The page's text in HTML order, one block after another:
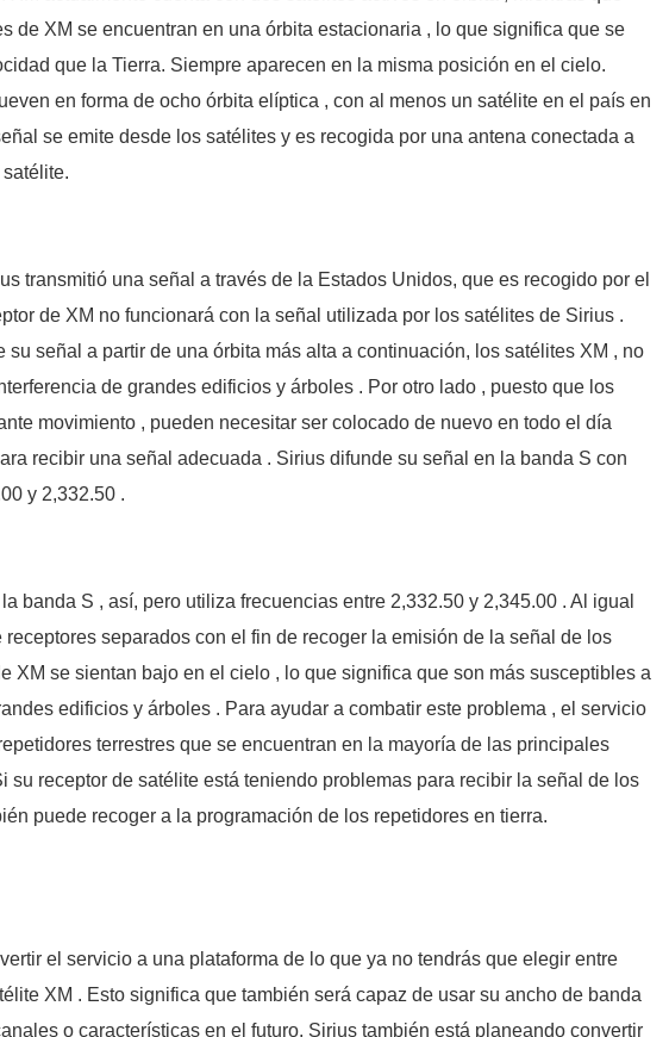
de XM se encuentran en una órbita estacionaria , lo que significa que se
que la Tierra. Siempre aparecen en la misma posición en el cielo.
en forma de ocho órbita elíptica , con al menos un satélite en el país en
se emite desde los satélites y es recogida por una antena conectada a
transmitió una señal a través de la Estados Unidos, que es recogido por el
de XM no funcionará con la señal utilizada por los satélites de Sirius .
su señal a partir de una órbita más alta a continuación, los satélites XM , no
de grandes edificios y árboles . Por otro lado , puesto que los
movimiento , pueden necesitar ser colocado de nuevo en todo el día
recibir una señal adecuada . Sirius difunde su señal en la banda S con
y 2,332.50 .
banda S , así, pero utiliza frecuencias entre 2,332.50 y 2,345.00 . Al igual
separados con el fin de recoger la emisión de la señal de los
XM se sientan bajo en el cielo , lo que significa que son más susceptibles a
edificios y árboles . Para ayudar a combatir este problema , el servicio
terrestres que se encuentran en la mayoría de las principales
su receptor de satélite está teniendo problemas para recibir la señal de los
puede recoger a la programación de los repetidores en tierra.
el servicio a una plataforma de lo que ya no tendrás que elegir entre
XM . Esto significa que también será capaz de usar su ancho de banda
o características en el futuro. Sirius también está planeando convertir